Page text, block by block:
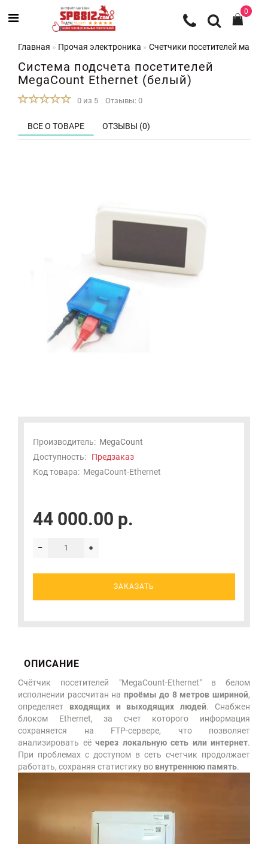
0
Главная Прочая электроника Счетчики посетителей
Система подсчета посетителей
MegaCount Ethernet (белый)
0 из 5 Отзывы: 0
ВСЕ О ТОВАРЕ ОТЗЫВЫ (0)
Производитель: MegaCount
Доступность: Предзаказ
Код товара: MegaCount-Ethernet
44 000.00 р.
ЗАКАЗАТЬ
ОПИСАНИЕ
Счётчик посетителей "MegaCount-Ethernet" в белом
исполнении рассчитан на проёмы до 8 метров шириной,
определяет входящих и выходящих людей. Снабжен
блоком Ethernet, за счет которого информация
сохраняется на FTP-сервере, что позволяет
анализировать её через локальную сеть или интернет.
При проблемах с доступом в сеть счетчик продолжает
работать, сохраняя статистику во внутреннюю память.